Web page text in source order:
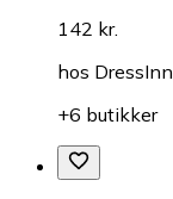
142 kr.
hos DressInn
+6 butikker